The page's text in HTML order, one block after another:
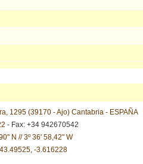
1295 (39170 - Ajo) Cantabria - ESPAÑA
- Fax: +34 942670542
N // 3º 36' 58,42" W
-3.616228